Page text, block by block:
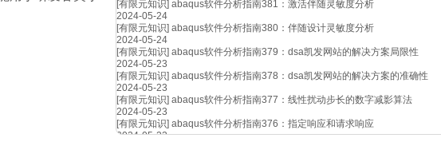
[有限元知识] abaqus软件分析指南381：激活伴随灵敏度分析
2024-05-24
[有限元知识] abaqus软件分析指南380：伴随设计灵敏度分析
2024-05-24
[有限元知识] abaqus软件分析指南379：dsa凯发网站的解决方案局限性
2024-05-23
[有限元知识] abaqus软件分析指南378：dsa凯发网站的解决方案的准确性
2024-05-23
[有限元知识] abaqus软件分析指南377：线性扰动步长的数字减影算法
2024-05-23
[有限元知识] abaqus软件分析指南376：指定响应和请求响应
2024-05-22